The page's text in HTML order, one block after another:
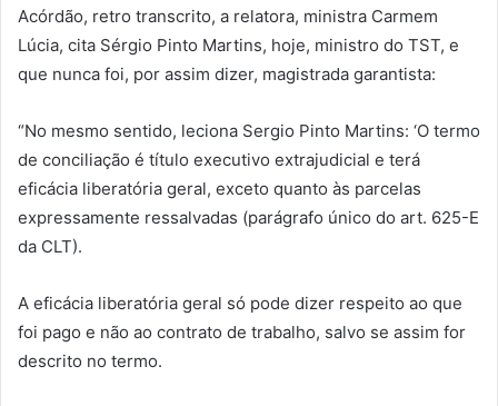
Acórdão, retro transcrito, a relatora, ministra Carmem
Lúcia, cita Sérgio Pinto Martins, hoje, ministro do TST, e
que nunca foi, por assim dizer, magistrada garantista:
“No mesmo sentido, leciona Sergio Pinto Martins: ‘O termo
de conciliação é título executivo extrajudicial e terá
eficácia liberatória geral, exceto quanto às parcelas
expressamente ressalvadas (parágrafo único do art. 625-E
da CLT).
A eficácia liberatória geral só pode dizer respeito ao que
foi pago e não ao contrato de trabalho, salvo se assim for
descrito no termo.